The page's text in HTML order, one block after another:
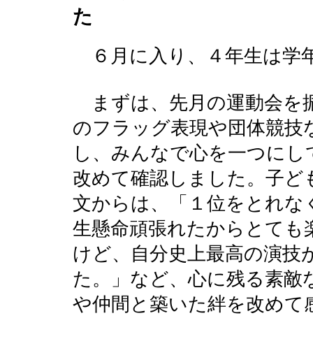
た
６月に入り、４年生は学
まずは、先月の運動会を
のフラッグ表現や団体競技
し、みんなで心を一つに
改めて確認しました。子
文からは、「１位をとれ
生懸命頑張れたからとても
けど、自分史上最高の演技
た。」など、心に残る素敵
や仲間と築いた絆を改め